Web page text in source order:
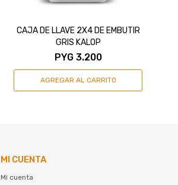
CAJA DE LLAVE 2X4 DE EMBUTIR
GRIS KALOP
PYG 3.200
MI CUENTA
Mi cuenta